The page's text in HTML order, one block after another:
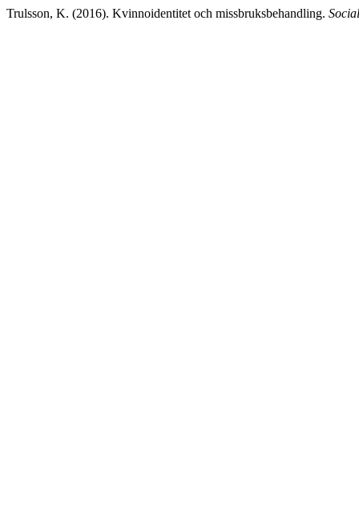
Trulsson, K. (2016). Kvinnoidentitet och missbruksbehandling.